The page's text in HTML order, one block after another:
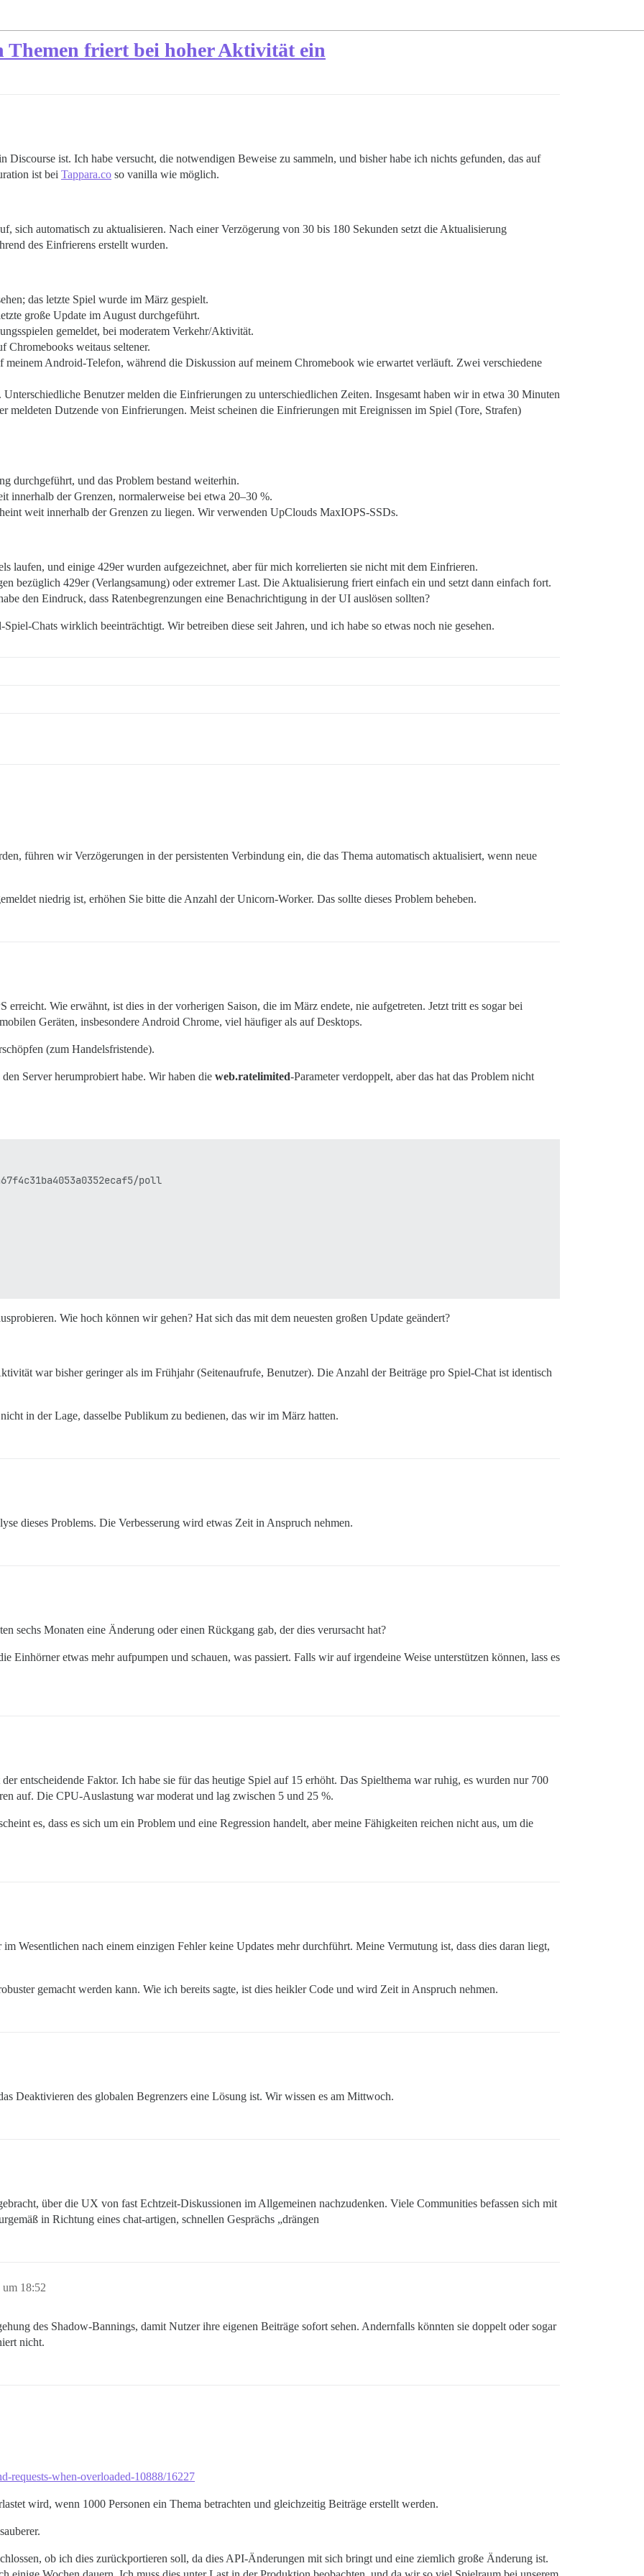
friert bei hoher Aktivität ein
ist. Ich habe versucht, die notwendigen Beweise zu sammeln, und bisher habe ich nichts gefunden, das auf
ist bei Tappara.co so vanilla wie möglich.
sich automatisch zu aktualisieren. Nach einer Verzögerung von 30 bis 180 Sekunden setzt die Aktualisierung
des Einfrierens erstellt wurden.
das letzte Spiel wurde im März gespielt.
große Update im August durchgeführt.
gemeldet, bei moderatem Verkehr/Aktivität.
Chromebooks weitaus seltener.
meinem Android-Telefon, während die Diskussion auf meinem Chromebook wie erwartet verläuft. Zwei verschiedene
Unterschiedliche Benutzer melden die Einfrierungen zu unterschiedlichen Zeiten. Insgesamt haben wir in etwa 30 Minuten
meldeten Dutzende von Einfrierungen. Meist scheinen die Einfrierungen mit Ereignissen im Spiel (Tore, Strafen)
durchgeführt, und das Problem bestand weiterhin.
innerhalb der Grenzen, normalerweise bei etwa 20–30 %.
weit innerhalb der Grenzen zu liegen. Wir verwenden UpClouds MaxIOPS-SSDs.
laufen, und einige 429er wurden aufgezeichnet, aber für mich korrelierten sie nicht mit dem Einfrieren.
bezüglich 429er (Verlangsamung) oder extremer Last. Die Aktualisierung friert einfach ein und setzt dann einfach fort.
den Eindruck, dass Ratenbegrenzungen eine Benachrichtigung in der UI auslösen sollten?
Chats wirklich beeinträchtigt. Wir betreiben diese seit Jahren, und ich habe so etwas noch nie gesehen.
führen wir Verzögerungen in der persistenten Verbindung ein, die das Thema automatisch aktualisiert, wenn neue
niedrig ist, erhöhen Sie bitte die Anzahl der Unicorn-Worker. Das sollte dieses Problem beheben.
Wie erwähnt, ist dies in der vorherigen Saison, die im März endete, nie aufgetreten. Jetzt tritt es sogar bei
Geräten, insbesondere Android Chrome, viel häufiger als auf Desktops.
(zum Handelsfristende).
Server herumprobiert habe. Wir haben die web.ratelimited-Parameter verdoppelt, aber das hat das Problem nicht
poll
Wie hoch können wir gehen? Hat sich das mit dem neuesten großen Update geändert?
war bisher geringer als im Frühjahr (Seitenaufrufe, Benutzer). Die Anzahl der Beiträge pro Spiel-Chat ist identisch
in der Lage, dasselbe Publikum zu bedienen, das wir im März hatten.
dieses Problems. Die Verbesserung wird etwas Zeit in Anspruch nehmen.
sechs Monaten eine Änderung oder einen Rückgang gab, der dies verursacht hat?
Einhörner etwas mehr aufpumpen und schauen, was passiert. Falls wir auf irgendeine Weise unterstützen können, lass es
entscheidende Faktor. Ich habe sie für das heutige Spiel auf 15 erhöht. Das Spielthema war ruhig, es wurden nur 700
auf. Die CPU-Auslastung war moderat und lag zwischen 5 und 25 %.
es, dass es sich um ein Problem und eine Regression handelt, aber meine Fähigkeiten reichen nicht aus, um die
Wesentlichen nach einem einzigen Fehler keine Updates mehr durchführt. Meine Vermutung ist, dass dies daran liegt,
gemacht werden kann. Wie ich bereits sagte, ist dies heikler Code und wird Zeit in Anspruch nehmen.
Deaktivieren des globalen Begrenzers eine Lösung ist. Wir wissen es am Mittwoch.
über die UX von fast Echtzeit-Diskussionen im Allgemeinen nachzudenken. Viele Communities befassen sich mit
in Richtung eines chat-artigen, schnellen Gesprächs „drängen
18:52
des Shadow-Bannings, damit Nutzer ihre eigenen Beiträge sofort sehen. Andernfalls könnten sie doppelt oder sogar
nicht.
requests-when-overloaded-10888/16227
wird, wenn 1000 Personen ein Thema betrachten und gleichzeitig Beiträge erstellt werden.
ob ich dies zurückportieren soll, da dies API-Änderungen mit sich bringt und eine ziemlich große Änderung ist.